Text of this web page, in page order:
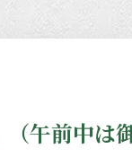
午前中は